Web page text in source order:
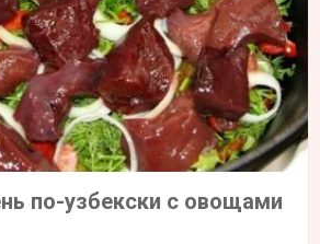
по-узбекски с овощами